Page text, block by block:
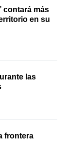
contará más
en su
las
frontera